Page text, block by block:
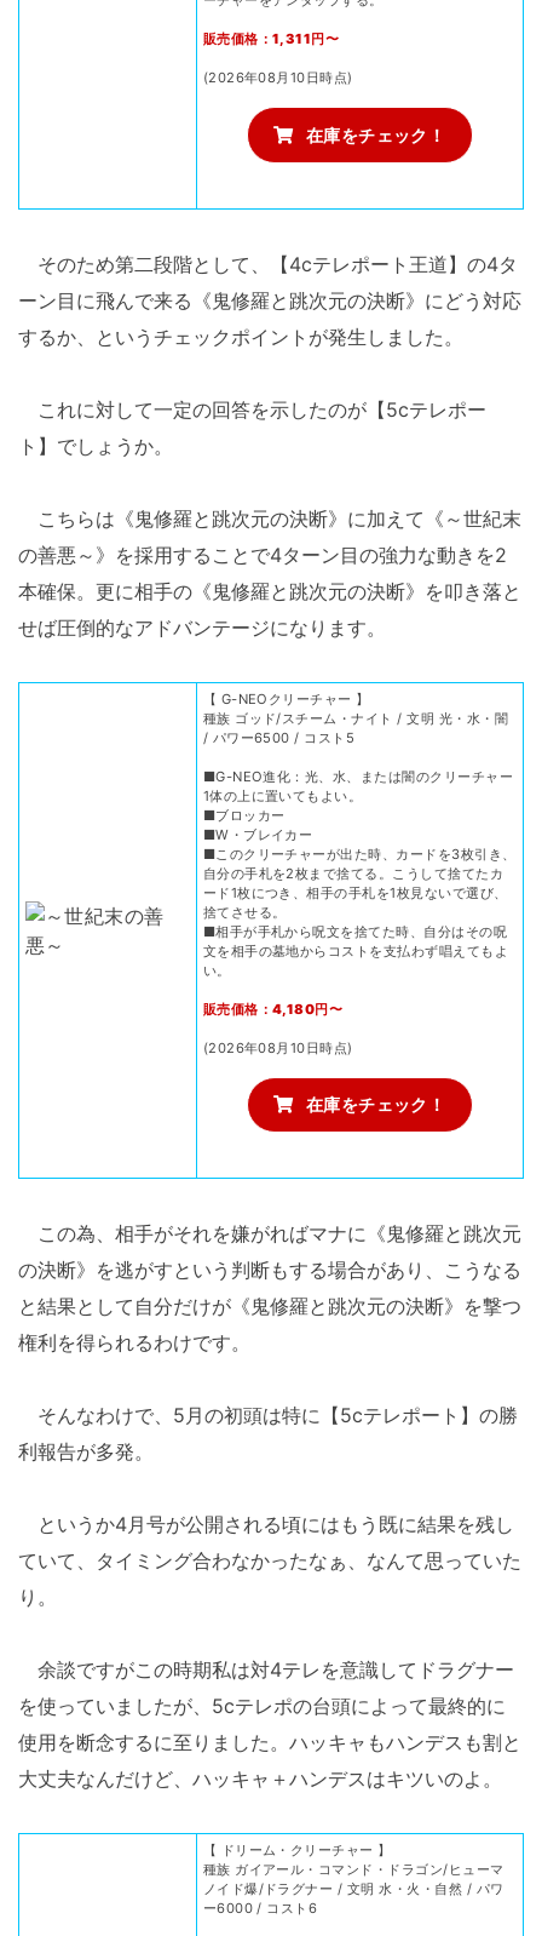
販売価格：1,311円〜
(2026年08月10日時点)
在庫をチェック！
そのため第二段階として、【4cテレポート王道】の4タ
ーン目に飛んで来る《鬼修羅と跳次元の決断》にどう対応
するか、というチェックポイントが発生しました。
これに対して一定の回答を示したのが【5cテレポー
ト】でしょうか。
こちらは《鬼修羅と跳次元の決断》に加えて《～世紀末
の善悪～》を採用することで4ターン目の強力な動きを2
本確保。更に相手の《鬼修羅と跳次元の決断》を叩き落と
せば圧倒的なアドバンテージになります。
【 G-NEOクリーチャー 】
種族 ゴッド/スチーム・ナイト / 文明 光・水・闇
/ パワー6500 / コスト5
■G-NEO進化：光、水、または闇のクリーチャー
1体の上に置いてもよい。
■ブロッカー
■W・ブレイカー
■このクリーチャーが出た時、カードを3枚引き、
自分の手札を2枚まで捨てる。こうして捨てたカ
ード1枚につき、相手の手札を1枚見ないで選び、
捨てさせる。
■相手が手札から呪文を捨てた時、自分はその呪
文を相手の墓地からコストを支払わず唱えてもよ
い。
販売価格：4,180円〜
(2026年08月10日時点)
在庫をチェック！
この為、相手がそれを嫌がればマナに《鬼修羅と跳次元
の決断》を逃がすという判断もする場合があり、こうなる
と結果として自分だけが《鬼修羅と跳次元の決断》を撃つ
権利を得られるわけです。
そんなわけで、5月の初頭は特に【5cテレポート】の勝
利報告が多発。
というか4月号が公開される頃にはもう既に結果を残し
ていて、タイミング合わなかったなぁ、なんて思っていた
り。
余談ですがこの時期私は対4テレを意識してドラグナー
を使っていましたが、5cテレポの台頭によって最終的に
使用を断念するに至りました。ハッキャもハンデスも割と
大丈夫なんだけど、ハッキャ＋ハンデスはキツいのよ。
【 ドリーム・クリーチャー 】
種族 ガイアール・コマンド・ドラゴン/ヒューマ
ノイド爆/ドラグナー / 文明 水・火・自然 / パワ
ー6000 / コスト6